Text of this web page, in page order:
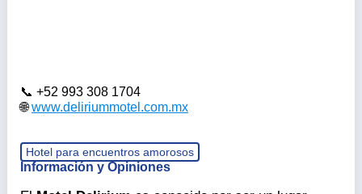
+52 993 308 1704
www.deliriummotel.com.mx
Hotel para encuentros amorosos
Información y Opiniones